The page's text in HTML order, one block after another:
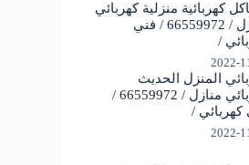
كهربائية منزلية كهربائي
منازل / 66559972 / فني
/
2022-
المنزل الحديث
كهربائي منازل / 66559972 /
كهربائي /
2022-